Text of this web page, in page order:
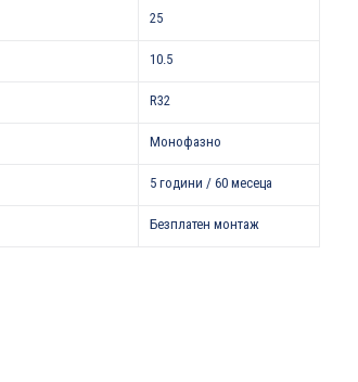
25
10.5
R32
Монофазно
5 години / 60 месеца
Безплатен монтаж